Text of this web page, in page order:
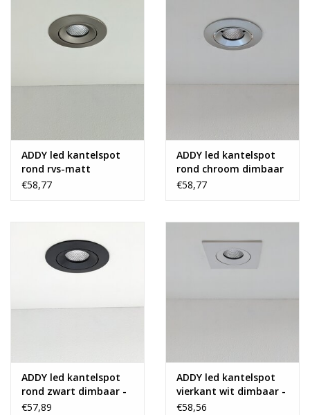
ADDY led kantelspot
rond rvs-matt
dimbaar - Pro reflector
€58,77
ADDY led kantelspot
rond chroom dimbaar
- Pro reflector
€58,77
ADDY led kantelspot
rond zwart dimbaar -
Pro reflector
€57,89
ADDY led kantelspot
vierkant wit dimbaar -
Pro reflector
€58,56